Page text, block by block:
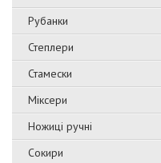
Рубанки
Степлери
Стамески
Міксери
Ножиці ручні
Сокири